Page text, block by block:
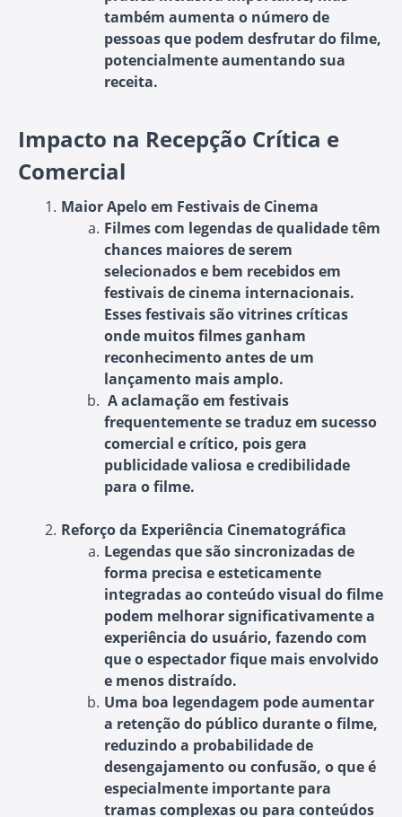
também aumenta o número de
pessoas que podem desfrutar do filme,
potencialmente aumentando sua
receita.
Impacto na Recepção Crítica e
Comercial
Maior Apelo em Festivais de Cinema
Filmes com legendas de qualidade têm
chances maiores de serem
selecionados e bem recebidos em
festivais de cinema internacionais.
Esses festivais são vitrines críticas
onde muitos filmes ganham
reconhecimento antes de um
lançamento mais amplo.
A aclamação em festivais
frequentemente se traduz em sucesso
comercial e crítico, pois gera
publicidade valiosa e credibilidade
para o filme.
Reforço da Experiência Cinematográfica
Legendas que são sincronizadas de
forma precisa e esteticamente
integradas ao conteúdo visual do filme
podem melhorar significativamente a
experiência do usuário, fazendo com
que o espectador fique mais envolvido
e menos distraído.
Uma boa legendagem pode aumentar
a retenção do público durante o filme,
reduzindo a probabilidade de
desengajamento ou confusão, o que é
especialmente importante para
tramas complexas ou para conteúdos